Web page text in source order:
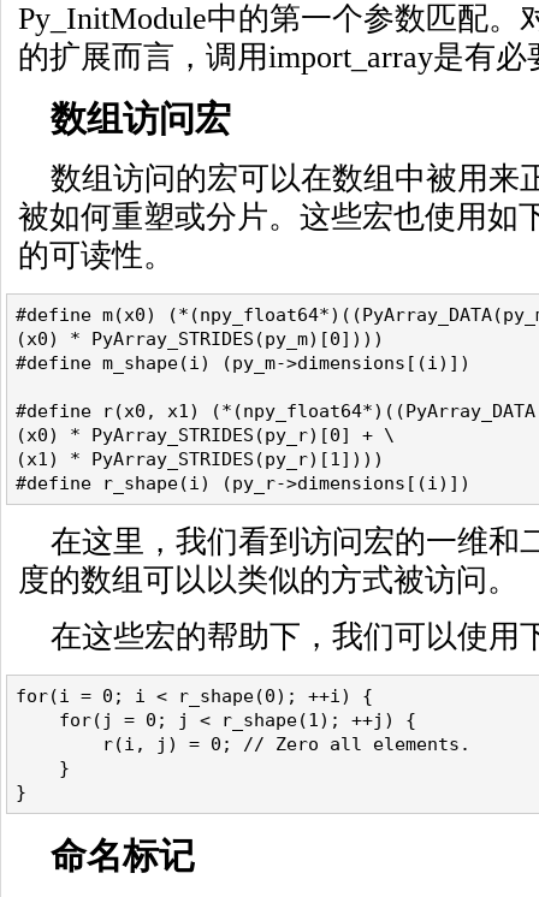
Py_InitModule中的第一个参数匹配。
的扩展而言，调用import_array是有必
数组访问宏
数组访问的宏可以在数组中被用来
被如何重塑或分片。这些宏也使用如
的可读性。
#define m(x0)
(x0) * PyArray_STRIDES(py_m)[0])))
#define m_shape(i) (py_m->dimensions[(i)])
#define r(x0, x1)
(x0) * PyArray_STRIDES(py_r)[0] + \
(x1) * PyArray_STRIDES(py_r)[1])))
#define r_shape(i) (py_r->dimensions[(i)])
在这里，我们看到访问宏的一维和
度的数组可以以类似的方式被访问。
在这些宏的帮助下，我们可以使用
for(i = 0; i < r_shape(0); ++i) {
    for(j = 0; j < r_shape(1); ++j) {
        r(i, j) = 0; // Zero all elements.
    }
}
命名标记